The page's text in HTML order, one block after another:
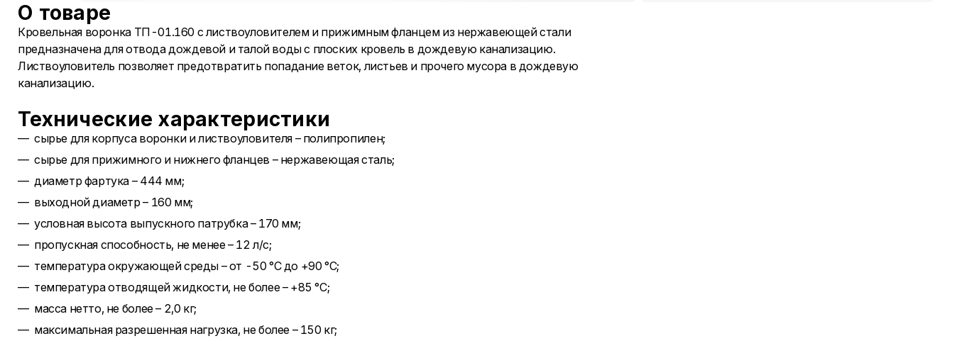
О товаре
Кровельная воронка ТП-01.160 с листвоуловителем и прижимным фланцем из нержавеющей стали
предназначена для отвода дождевой и талой воды с плоских кровель в дождевую канализацию.
Листвоуловитель позволяет предотвратить попадание веток, листьев и прочего мусора в дождевую
канализацию.
Технические характеристики
сырье для корпуса воронки и листвоуловителя – полипропилен;
сырье для прижимного и нижнего фланцев – нержавеющая сталь;
диаметр фартука – 444 мм;
выходной диаметр – 160 мм;
условная высота выпускного патрубка – 170 мм;
пропускная способность, не менее – 12 л/с;
температура окружающей среды – от -50 °С до +90 °С;
температура отводящей жидкости, не более – +85 °С;
масса нетто, не более – 2,0 кг;
максимальная разрешенная нагрузка, не более – 150 кг;